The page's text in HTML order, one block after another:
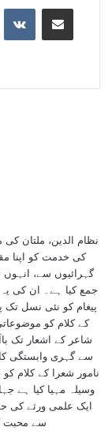
VKontakteShare via Email
نظام الدین، ملتان
کی خدمت کو اپنا
گہرائیوں سے، انہوں
جمع کیا ہے۔ ان کی
پیغام کو نئی نسل تک
کے کلام کو
شاعر کے اشعار تک
سے گہری وابستگی
نامور شعرا کے کلام
وسیلہ مہیا کیا ہے
ایک علمی ورثے کی
سے محبت